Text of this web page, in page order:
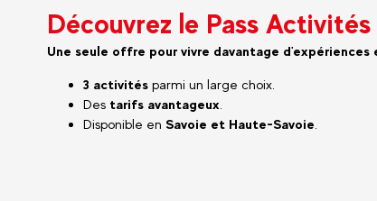
Découvrez le Pass Activités
Une seule offre pour vivre davantage d'expériences
3 activités parmi un large choix.
Des tarifs avantageux
Disponible en Savoie et Haute-Savoie